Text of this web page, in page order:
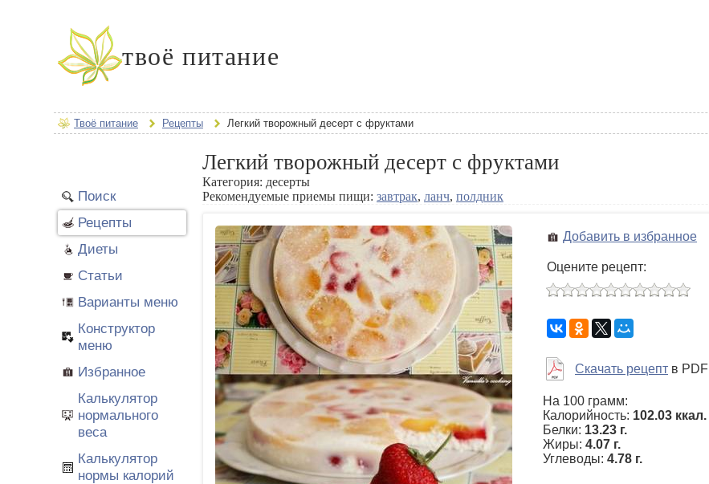
твоё питание
Твоё питание Рецепты Легкий творожный десерт с фруктами
Поиск
Рецепты
Диеты
Статьи
Варианты меню
Конструктор
меню
Избранное
Калькулятор
нормального
веса
Калькулятор
нормы калорий
Легкий творожный десерт с фруктами
Категория: десерты
Рекомендуемые приемы пищи: завтрак, ланч, полдник
Добавить в избранное
Оцените рецепт:
Скачать рецепт в PDF
На 100 грамм:
Калорийность: 102.03 ккал.
Белки: 13.23 г.
Жиры: 4.07 г.
Углеводы: 4.78 г.